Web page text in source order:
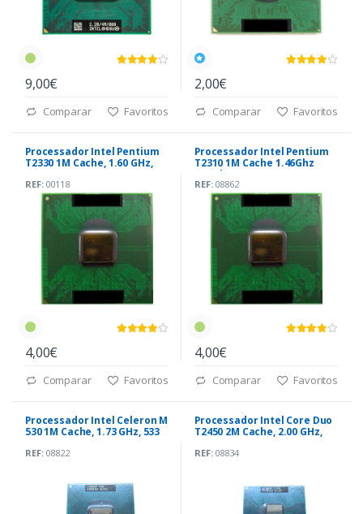
9,00€
Comparar Favoritos
2,00€
Comparar Favoritos
Processador Intel Pentium
T2330 1M Cache, 1.60 GHz,
REF:00118
4,00€
Comparar Favoritos
Processador Intel Pentium
T2310 1M Cache 1.46Ghz
533Mhz
REF:08862
4,00€
Comparar Favoritos
Processador Intel Celeron M
530 1M Cache, 1.73 GHz, 533
REF:08822
Processador Intel Core Duo
T2450 2M Cache, 2.00 GHz,
REF:08834